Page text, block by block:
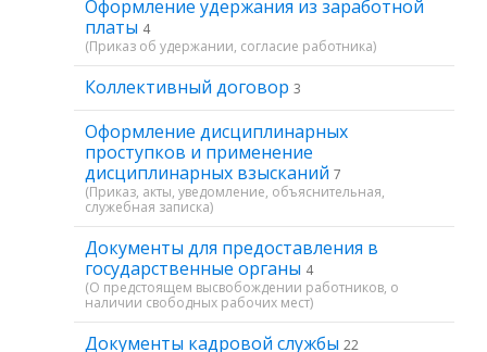
Оформление удержания из заработной
платы 4
(Приказ об удержании, согласие работника)
Коллективный договор 3
Оформление дисциплинарных
проступков и применение
дисциплинарных взысканий 7
(Приказ, акты, уведомление, объяснительная,
служебная записка)
Документы для предоставления в
государственные органы 4
(О предстоящем высвобождении работников, о
наличии свободных рабочих мест)
Документы кадровой службы 22